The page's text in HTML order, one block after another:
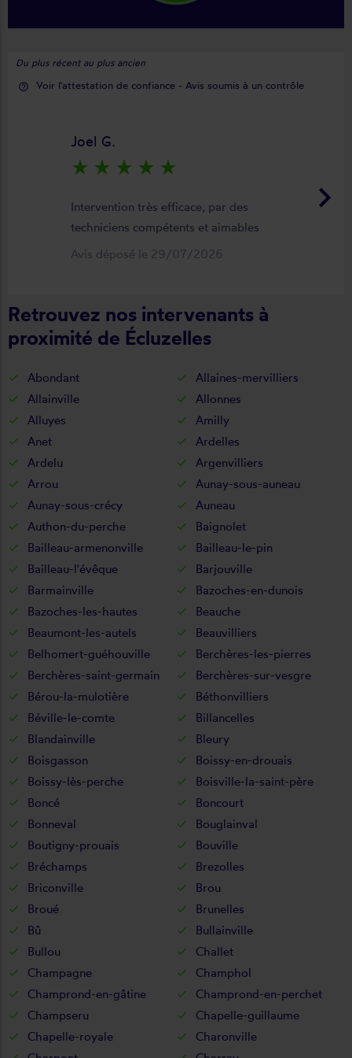
Du plus récent au plus ancien
help_outline Voir l'attestation de confiance - Avis soumis à un contrôle
keyboard_arrow_right
Joel G.
star_rate star_rate star_rate star_rate star_rate
Intervention très efficace, par des
techniciens compétents et aimables
Avis déposé le 29/07/2026
Retrouvez nos intervenants à
proximité de Écluzelles
Abondant
Allaines-mervilliers
Allainville
Allonnes
Alluyes
Amilly
Anet
Ardelles
Ardelu
Argenvilliers
Arrou
Aunay-sous-auneau
Aunay-sous-crécy
Auneau
Authon-du-perche
Baignolet
Bailleau-armenonville
Bailleau-le-pin
Bailleau-l'évêque
Barjouville
Barmainville
Bazoches-en-dunois
Bazoches-les-hautes
Beauche
Beaumont-les-autels
Beauvilliers
Belhomert-guéhouville
Berchères-les-pierres
Berchères-saint-germain
Berchères-sur-vesgre
Bérou-la-mulotière
Béthonvilliers
Béville-le-comte
Billancelles
Blandainville
Bleury
Boisgasson
Boissy-en-drouais
Boissy-lès-perche
Boisville-la-saint-père
Boncé
Boncourt
Bonneval
Bouglainval
Boutigny-prouais
Bouville
Bréchamps
Brezolles
Briconville
Brou
Broué
Brunelles
Bû
Bullainville
Bullou
Challet
Champagne
Champhol
Champrond-en-gâtine
Champrond-en-perchet
Champseru
Chapelle-guillaume
Chapelle-royale
Charonville